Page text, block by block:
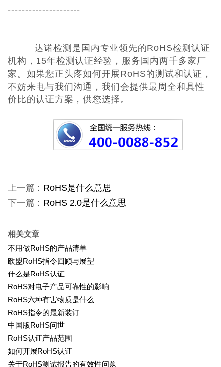
---------------------
达诺检测是国内专业领先的RoHS检测认证
机构，15年检测认证经验，服务国内两千多家厂
家。如果您正头疼如何开展RoHS的测试和认证，
不妨来电与我们沟通，我们会提供最周全和具性
价比的认证方案，供您选择。
上一篇： RoHS是什么意思
下一篇： RoHS 2.0是什么意思
相关文章
不用做RoHS的产品清单
欧盟RoHS指令回顾与展望
什么是RoHS认证
RoHS对电子产品可靠性的影响
RoHS六种有害物质是什么
RoHS指令的最新装订
中国版RoHS问世
RoHS认证产品范围
如何开展RoHS认证
关于RoHS测试报告的有效性问题